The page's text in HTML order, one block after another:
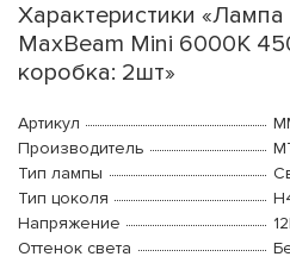
Характеристики
MaxBeam Mini 6000K
коробка: 2шт»
Артикул
Производитель
Тип лампы
Тип цоколя
Напряжение
Оттенок света